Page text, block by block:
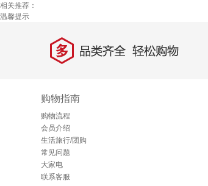
相关推荐：
温馨提示
多 品类齐全，轻松购物
购物指南
购物流程
会员介绍
生活旅行/团购
常见问题
大家电
联系客服